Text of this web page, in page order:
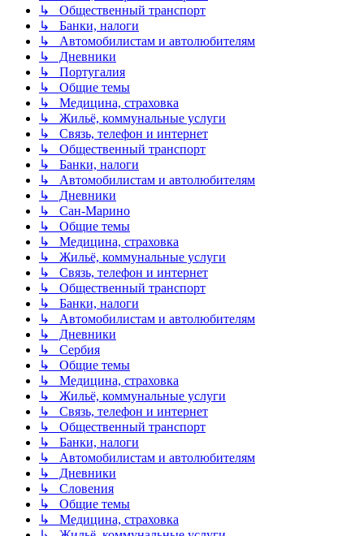
↳ Общественный транспорт
↳ Банки, налоги
↳ Автомобилистам и автолюбителям
↳ Дневники
↳ Португалия
↳ Общие темы
↳ Медицина, страховка
↳ Жильё, коммунальные услуги
↳ Связь, телефон и интернет
↳ Общественный транспорт
↳ Банки, налоги
↳ Автомобилистам и автолюбителям
↳ Дневники
↳ Сан-Марино
↳ Общие темы
↳ Медицина, страховка
↳ Жильё, коммунальные услуги
↳ Связь, телефон и интернет
↳ Общественный транспорт
↳ Банки, налоги
↳ Автомобилистам и автолюбителям
↳ Дневники
↳ Сербия
↳ Общие темы
↳ Медицина, страховка
↳ Жильё, коммунальные услуги
↳ Связь, телефон и интернет
↳ Общественный транспорт
↳ Банки, налоги
↳ Автомобилистам и автолюбителям
↳ Дневники
↳ Словения
↳ Общие темы
↳ Медицина, страховка